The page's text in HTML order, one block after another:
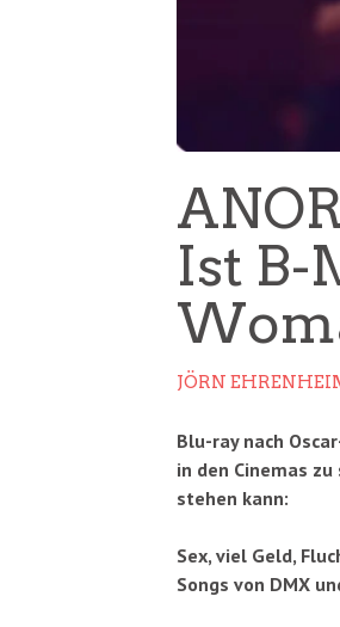
Ist B-
JÖRN
Blu-ray nach
in den Cinemas
stehen kann:
Sex, viel Geld,
Songs von DMX